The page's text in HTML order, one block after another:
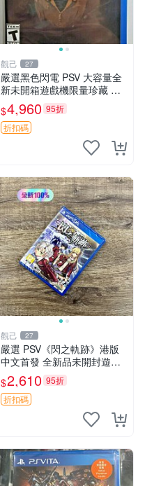
觀己 27
嚴選黑色閃電 PSV 大容量全
新未開箱遊戲機限量珍藏 電
玩 測試版 遊戲機 PSVita
$4,960 95折
折扣碼
觀己 27
嚴選 PSV《閃之軌跡》港版
中文首發 全新品未開封遊戲
機 閃之軌跡 港版 中文 版本
$2,610 95折
折扣碼